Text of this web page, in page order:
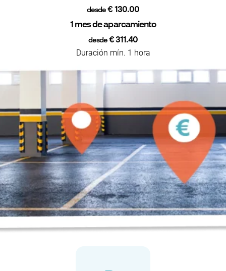
desde € 130.00
1 mes de aparcamiento
desde€ 311.40
Duración mín. 1 hora